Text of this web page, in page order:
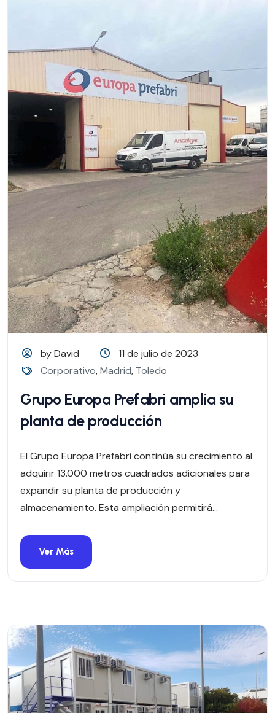
by David
11 de julio de 2023
Corporativo,Madrid, Toledo
Grupo Europa Prefabri amplía su
planta de producción
El Grupo Europa Prefabri continúa su crecimiento al
adquirir 13.000 metros cuadrados adicionales para
expandir su planta de producción y
almacenamiento. Esta ampliación permitirá...
Ver Más